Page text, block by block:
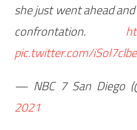
she just went ahead
confrontation.
pic.twitter.com/
— NBC 7 San Diego
2021